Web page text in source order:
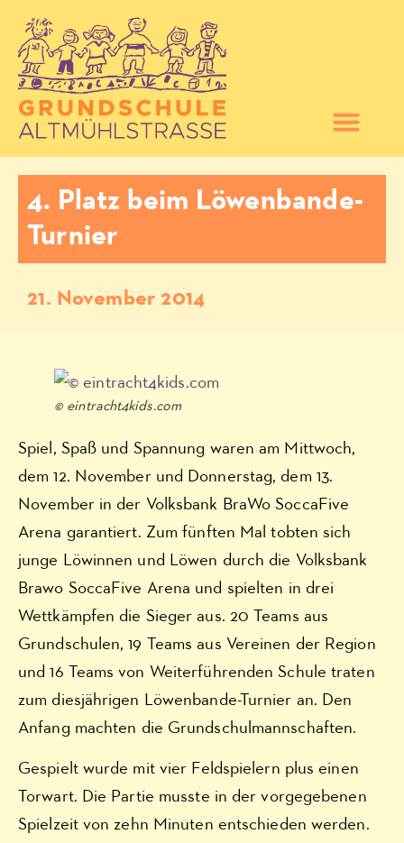
4. Platz beim Löwenbande-
Turnier
21. November 2014
© eintracht4kids.com
Spiel, Spaß und Spannung waren am Mittwoch,
dem 12. November und Donnerstag, dem 13.
November in der Volksbank BraWo SoccaFive
Arena garantiert. Zum fünften Mal tobten sich
junge Löwinnen und Löwen durch die Volksbank
Brawo SoccaFive Arena und spielten in drei
Wettkämpfen die Sieger aus. 20 Teams aus
Grundschulen, 19 Teams aus Vereinen der Region
und 16 Teams von Weiterführenden Schule traten
zum diesjährigen Löwenbande-Turnier an. Den
Anfang machten die Grundschulmannschaften.
Gespielt wurde mit vier Feldspielern plus einen
Torwart. Die Partie musste in der vorgegebenen
Spielzeit von zehn Minuten entschieden werden.